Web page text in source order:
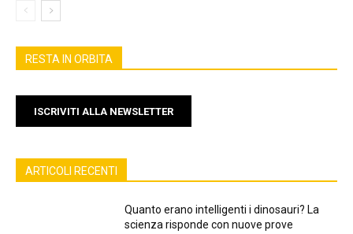
RESTA IN ORBITA
ISCRIVITI ALLA NEWSLETTER
ARTICOLI RECENTI
Quanto erano intelligenti i dinosauri? La
scienza risponde con nuove prove